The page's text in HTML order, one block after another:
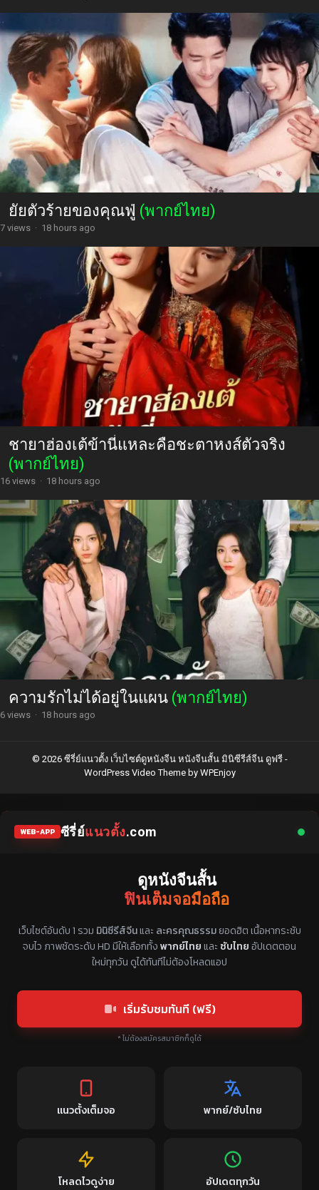
ยัยตัวร้ายของคุณฟู่ (พากย์ไทย)
7 views · 18 hours ago
ชายาฮ่องเต้ข้านี่แหละคือชะตาหงส์ตัวจริง
(พากย์ไทย)
16 views · 18 hours ago
ความรักไม่ได้อยู่ในแผน (พากย์ไทย)
6 views · 18 hours ago
© 2026 ซีรี่ย์แนวตั้ง เว็บไซต์ดูหนังจีน หนังจีนสั้น มินิซีรีส์จีน ดูฟรี -
WordPress Video Themeby WPEnjoy
WEB-APP ซีรี่ย์แนวตั้ง.com
ดูหนังจีนสั้น
ฟินเต็มจอมือถือ
เว็บไซต์อันดับ 1 รวม มินิซีรีส์จีนและ ละครคุณธรรมยอดฮิต เนื้อหากระชับ
จบไว ภาพชัดระดับ HD มีให้เลือกทั้งพากย์ไทยและ ซับไทยอัปเดตตอน
ใหม่ทุกวัน ดูได้ทันทีไม่ต้องโหลดแอป
เริ่มรับชมทันที (ฟรี)
* ไม่ต้องสมัครสมาชิกก็ดูได้
แนวตั้งเต็มจอ พากย์/ซับไทย
โหลดไวดูง่าย อัปเดตทุกวัน